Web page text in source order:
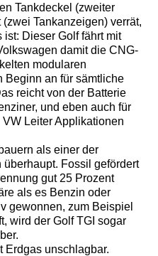
Tankdeckel (zweiter
Tankanzeigen) verrät,
Dieser Golf fährt mit
damit die CNG-
modularen
Beginn an für sämtliche
reicht von der Batterie
und eben auch für
Leiter Applikationen
als einer der
Fossil gefördert
gut 25 Prozent
als es Benzin oder
gewonnen, zum Beispiel
wird der Golf TGI sogar
Erdgas unschlagbar.